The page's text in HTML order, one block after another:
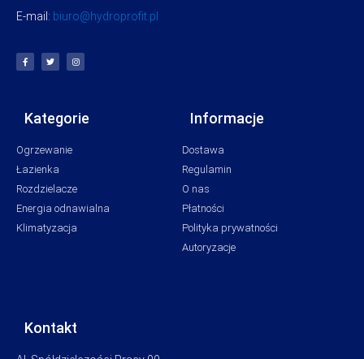
E-mail: biuro@hydroprofit.pl
Kategorie
Ogrzewanie
Łazienka
Rozdzielacze
Energia odnawialna
Klimatyzacja
Informacje
Dostawa
Regulamin
O nas
Płatności
Polityka prywatności
Autoryzacje
Kontakt